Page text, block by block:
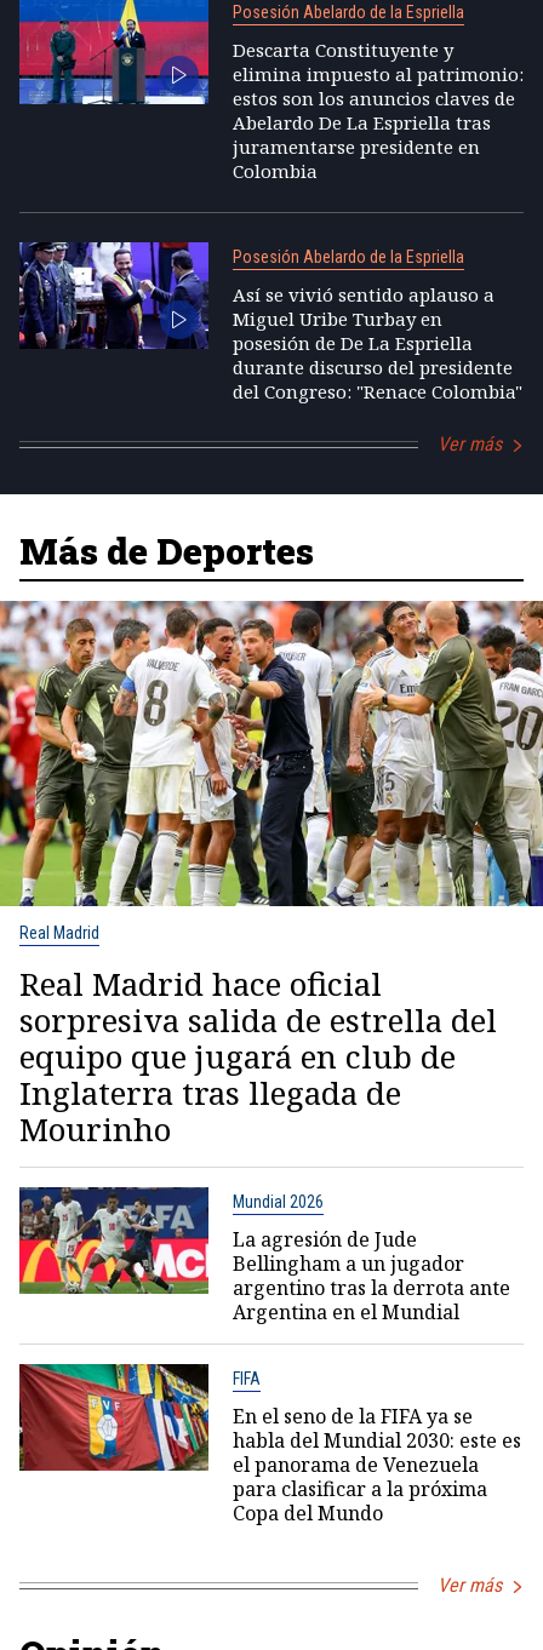
Posesión Abelardo de la Espriella
Descarta Constituyente y
elimina impuesto al patrimonio:
estos son los anuncios claves de
Abelardo De La Espriella tras
juramentarse presidente en
Colombia
Posesión Abelardo de la Espriella
Así se vivió sentido aplauso a
Miguel Uribe Turbay en
posesión de De La Espriella
durante discurso del presidente
del Congreso: "Renace Colombia"
Ver más
Más de Deportes
Real Madrid
Real Madrid hace oficial
sorpresiva salida de estrella del
equipo que jugará en club de
Inglaterra tras llegada de
Mourinho
Mundial 2026
La agresión de Jude
Bellingham a un jugador
argentino tras la derrota ante
Argentina en el Mundial
FIFA
En el seno de la FIFA ya se
habla del Mundial 2030: este es
el panorama de Venezuela
para clasificar a la próxima
Copa del Mundo
Ver más